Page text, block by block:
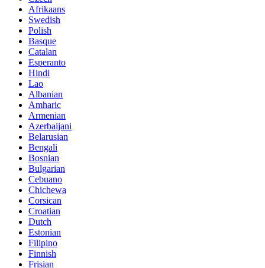
Afrikaans
Swedish
Polish
Basque
Catalan
Esperanto
Hindi
Lao
Albanian
Amharic
Armenian
Azerbaijani
Belarusian
Bengali
Bosnian
Bulgarian
Cebuano
Chichewa
Corsican
Croatian
Dutch
Estonian
Filipino
Finnish
Frisian